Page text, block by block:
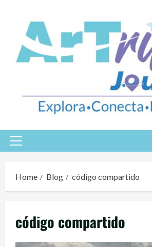
content
Primary
Home Blog código compartido
código compartido